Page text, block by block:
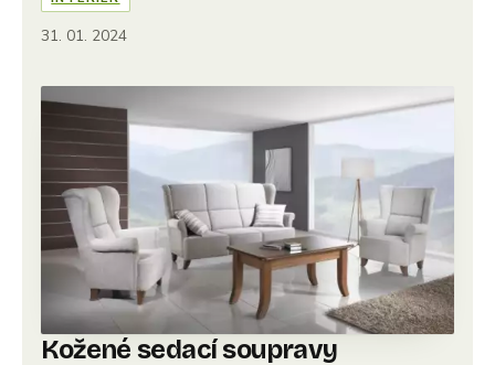
31. 01. 2024
Kožené sedací soupravy